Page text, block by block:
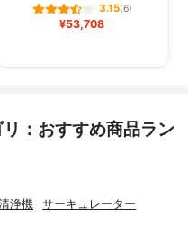
3.15(6)
¥53,708
：おすすめ商品ラン
浄機 サーキュレーター